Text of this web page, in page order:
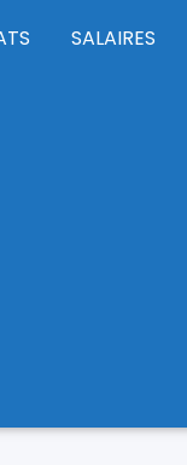
SALAIRES